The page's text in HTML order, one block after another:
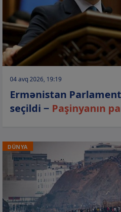
04 avq 2026, 19:19
Ermənistan
seçildi − Paşinyanın
DÜNYA